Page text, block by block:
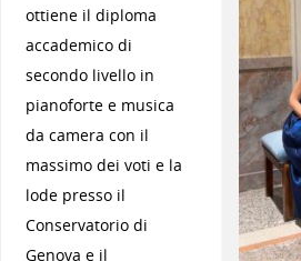
ottiene il diploma
accademico di
secondo livello in
pianoforte e musica
da camera con il
massimo dei voti e la
lode presso il
Conservatorio di
Genova e il